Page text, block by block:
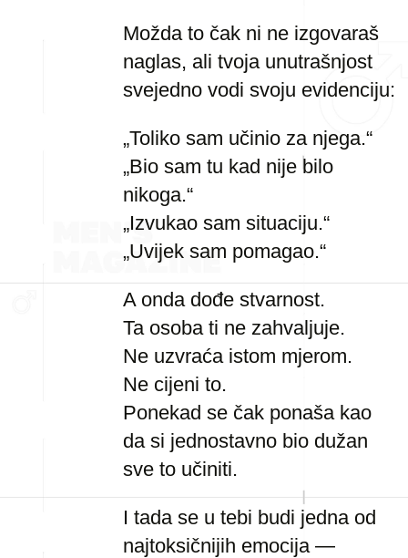
Možda to čak ni ne izgovaraš
naglas, ali tvoja unutrašnjost
svejedno vodi svoju evidenciju:
„Toliko sam učinio za njega.“
„Bio sam tu kad nije bilo
nikoga.“
„Izvukao sam situaciju.“
„Uvijek sam pomagao.“
A onda dođe stvarnost.
Ta osoba ti ne zahvaljuje.
Ne uzvraća istom mjerom.
Ne cijeni to.
Ponekad se čak ponaša kao
da si jednostavno bio dužan
sve to učiniti.
I tada se u tebi budi jedna od
najtoksičnijih emocija —